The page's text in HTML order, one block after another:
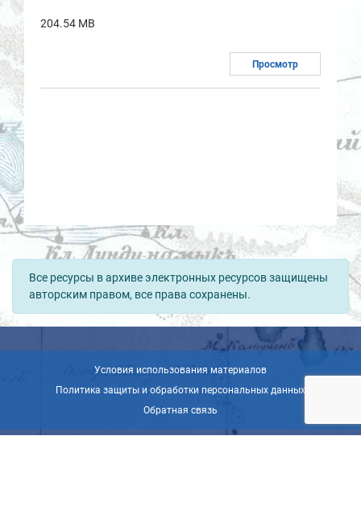
204.54 MB
Просмотр
Все ресурсы в архиве электронных ресурсов защищены
авторским правом, все права сохранены.
Условия использования материалов
Политика защиты и обработки персональных данных
Обратная связь